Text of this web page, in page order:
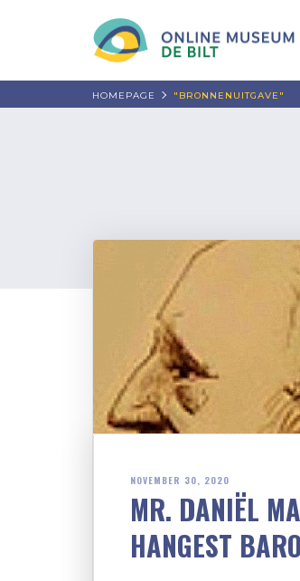
HOMEPAGE "BRONNENUITGAVE"
NOVEMBER 30, 2020
MR. DANIËL
HANGEST